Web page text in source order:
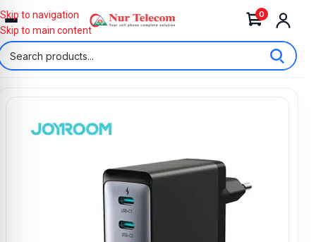
0
Skip to navigation
Skip to main content